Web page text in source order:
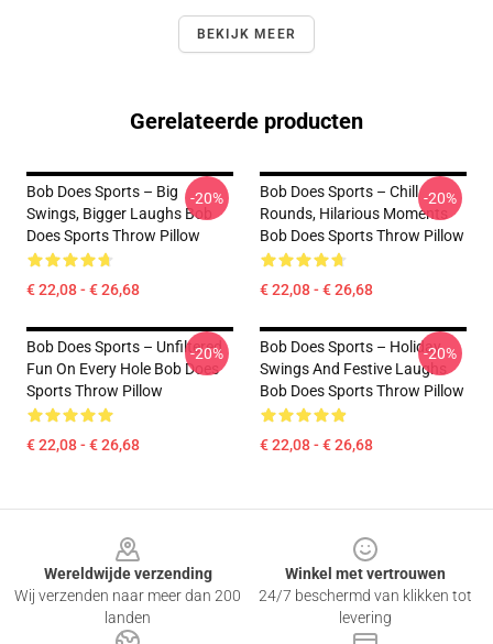
BEKIJK MEER
Gerelateerde producten
Bob Does Sports – Big
Swings, Bigger Laughs Bob
Does Sports Throw Pillow
€ 22,08 - € 26,68
-20%
Bob Does Sports – Chill
Rounds, Hilarious Moments
Bob Does Sports Throw Pillow
€ 22,08 - € 26,68
-20%
Bob Does Sports – Unfiltered
Fun On Every Hole Bob Does
Sports Throw Pillow
€ 22,08 - € 26,68
-20%
Bob Does Sports – Holiday
Swings And Festive Laughs
Bob Does Sports Throw Pillow
€ 22,08 - € 26,68
-20%
Wereldwijde verzending
Wij verzenden naar meer dan 200
landen
Winkel met vertrouwen
24/7 beschermd van klikken tot
levering